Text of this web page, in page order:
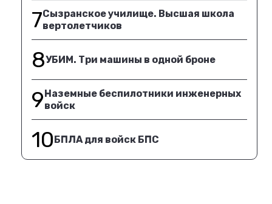
7Сызранское училище. Высшая школа
вертолетчиков
8УБИМ. Три машины в одной броне
9Наземные беспилотники инженерных
войск
10БПЛА для войск БПС